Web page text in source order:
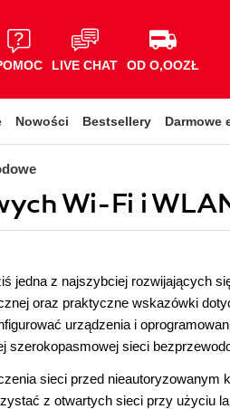
LIVE CHAT OD O,OOZŁ
Nowości Bestsellery Darmowe
Wi-Fi i
jedna z najszybciej rozwijających
oraz praktyczne wskazówki
urządzenia i
szerokopasmowej sieci
sieci przed nieautoryzowanym
z otwartych sieci przy użyciu